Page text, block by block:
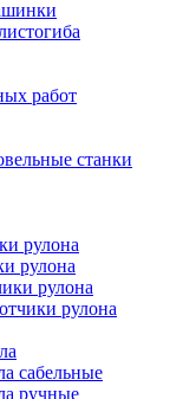
работ
станки
рулона
рулона
рулона
рулона
сабельные
ручные